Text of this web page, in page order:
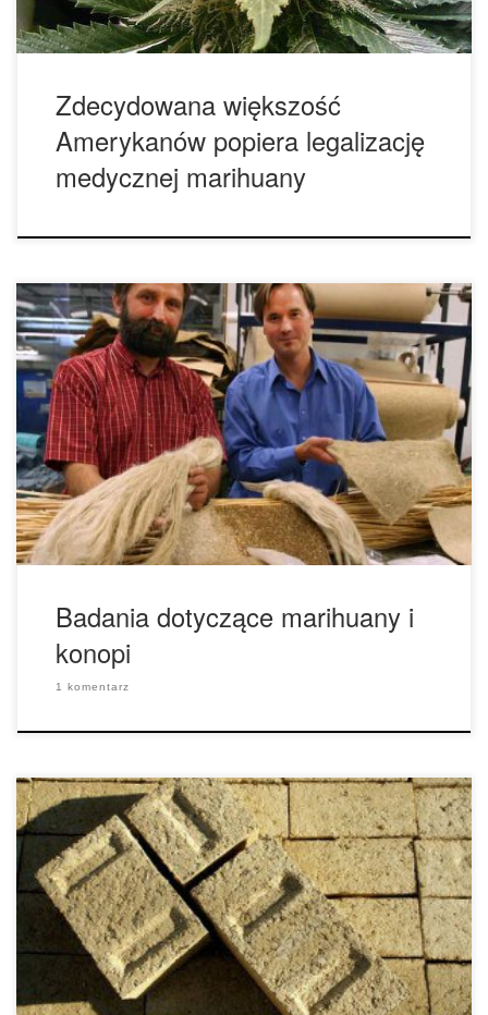
Zdecydowana większość
Amerykanów popiera legalizację
medycznej marihuany
(Na zdjęciu doktor Jan Slaski i doktor John Wolodko Alberty
opracowują innowacje technologii przyszłości.) Surowe
przepisy otaczając obie formy cannabis – marihuanę i
konopie – co sprawia, że wszelkie badania są bardzo
trudne. „Konsekwencje polityczne klasyfikacji marihuany, z
perspektywy badawczej są ograniczające,” wyjaśnia jeden z
doktorów. „O ile mi wiadomo, […]
Badania dotyczące marihuany i
konopi
1 komentarz
Konopia nadal jest wiodącym tematem dyskusji na
płaszczyźnie politycznej, kolejne stany i prowincje
rozważają legalizację rośliny. Nowa ustawa gospodarcza
sprawia, że uprawianie konopi, w stanach gdzie prawnie
jest ona legalna, jest możliwe dla uniwersytetów i kolegiów
w celu wykonywania badań. Choć wydaje się, że to tylko
mały krok we właściwym […]